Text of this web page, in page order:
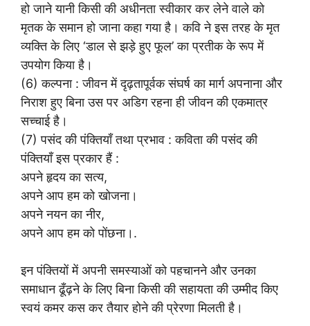
हो जाने यानी किसी की अधीनता स्वीकार कर लेने वाले को
मृतक के समान हो जाना कहा गया है। कवि ने इस तरह के मृत
व्यक्ति के लिए ‘डाल से झड़े हुए फूल’ का प्रतीक के रूप में
उपयोग किया है।
(6) कल्पना : जीवन में दृढ़तापूर्वक संघर्ष का मार्ग अपनाना और
निराश हुए बिना उस पर अडिग रहना ही जीवन की एकमात्र
सच्चाई है।
(7) पसंद की पंक्तियाँ तथा प्रभाव : कविता की पसंद की
पंक्तियाँ इस प्रकार हैं :
अपने हृदय का सत्य,
अपने आप हम को खोजना।
अपने नयन का नीर,
अपने आप हम को पोंछना।.
इन पंक्तियों में अपनी समस्याओं को पहचानने और उनका
समाधान ढूँढ़ने के लिए बिना किसी की सहायता की उम्मीद किए
स्वयं कमर कस कर तैयार होने की प्रेरणा मिलती है।